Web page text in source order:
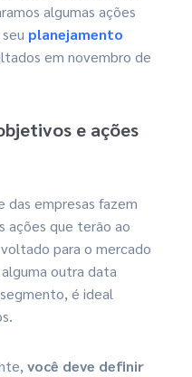
algumas ações
planejamento
em novembro de
e ações
das empresas fazem
ações que terão ao
para o mercado
outra data
é ideal
você deve definir